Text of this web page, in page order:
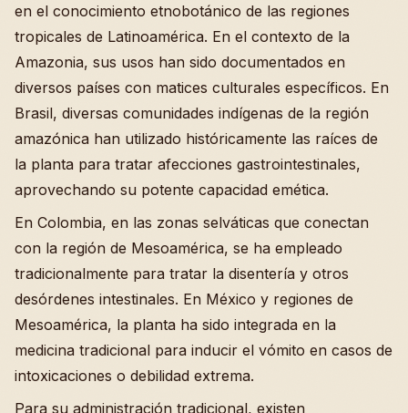
en el conocimiento etnobotánico de las regiones
tropicales de Latinoamérica. En el contexto de la
Amazonia, sus usos han sido documentados en
diversos países con matices culturales específicos. En
Brasil, diversas comunidades indígenas de la región
amazónica han utilizado históricamente las raíces de
la planta para tratar afecciones gastrointestinales,
aprovechando su potente capacidad emética.
En Colombia, en las zonas selváticas que conectan
con la región de Mesoamérica, se ha empleado
tradicionalmente para tratar la disentería y otros
desórdenes intestinales. En México y regiones de
Mesoamérica, la planta ha sido integrada en la
medicina tradicional para inducir el vómito en casos de
intoxicaciones o debilidad extrema.
Para su administración tradicional, existen